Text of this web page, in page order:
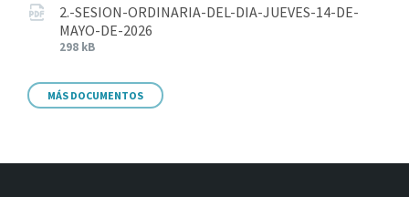
2.-SESION-ORDINARIA-DEL-DIA-JUEVES-14-DE-
MAYO-DE-2026
298 kB
MÁS DOCUMENTOS